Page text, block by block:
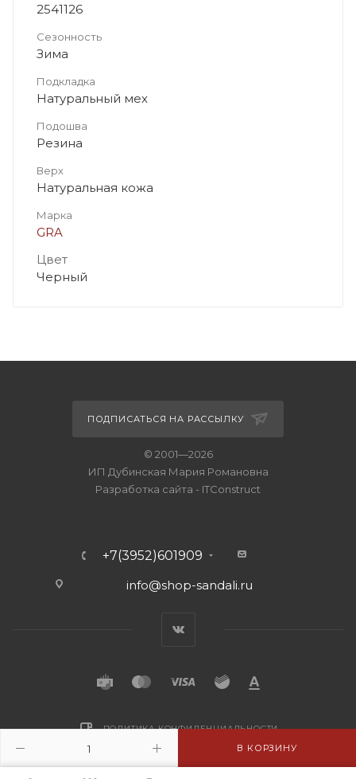
В КОРЗИНУ
2541126
Сезонность
Зима
Подкладка
Натуральный мех
Подошва
Резина
Верх
Натуральная кожа
Марка
GRA
Цвет
Черный
ПОДПИСАТЬСЯ НА РАССЫЛКУ
© 2001—2026
ИП Дубинская Мария Романовна
Разработка сайта - ITConstruct
+7(3952)601909
info@shop-sandali.ru
ПОЛИТИКА КОНФИДЕНЦИАЛЬНОСТИ